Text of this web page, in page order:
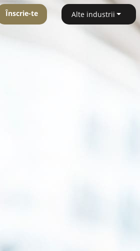
Înscrie-te Alte industrii